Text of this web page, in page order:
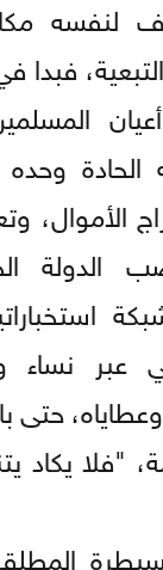
فبدا
الحادة
الأموال،
عبر نساء
حتى
"فلا يكاد